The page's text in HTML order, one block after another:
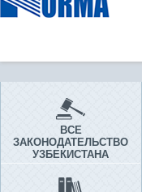
ВСЕ
ЗАКОНОДАТЕЛЬСТВО
УЗБЕКИСТАНА